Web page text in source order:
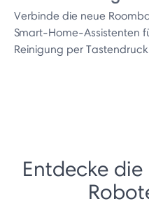
Verbinde die neue
Smart-Home-Assistenten
Reinigung per
Entdecke